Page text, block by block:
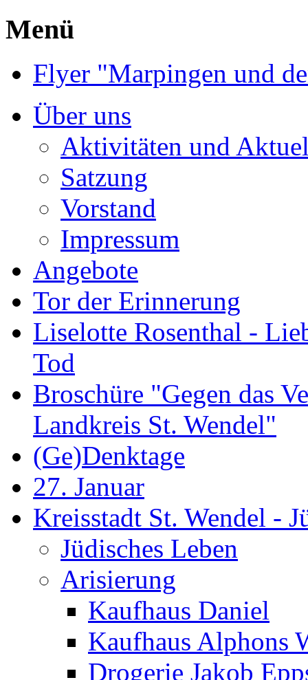
Menü
Flyer "Marpingen und
Über uns
Aktivitäten und
Satzung
Vorstand
Impressum
Angebote
Tor der Erinnerung
Liselotte Rosenthal -
Tod
Broschüre "Gegen das
Landkreis St. Wendel"
(Ge)Denktage
27. Januar
Kreisstadt St. Wendel -
Jüdisches Leben
Arisierung
Kaufhaus Daniel
Kaufhaus Alphons
Drogerie Jakob